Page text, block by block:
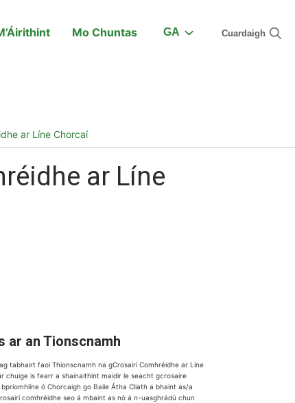
Mo Chuntas GA Cuardaigh
ar Líne Chorcaí
ar Líne
ar an Tionscnamh
tabhairt faoi Thionscnamh na gCrosairí Comhréidhe ar Líne
chuige is fearr a shainaithint maidir le seacht gcrosaire
ó Chorcaigh go Baile Átha Cliath a bhaint as/a
comhréidhe seo á mbaint as nó á n-uasghrádú chun